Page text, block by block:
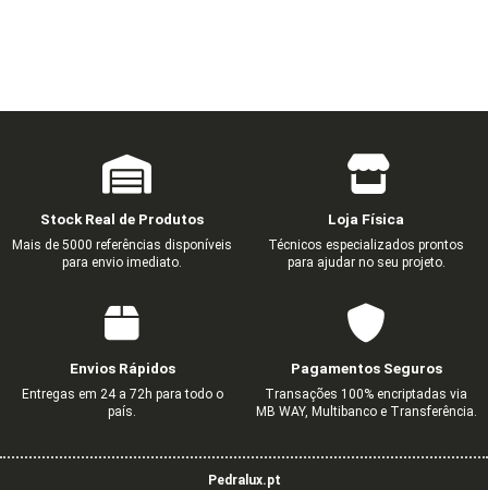
Stock Real de Produtos
Mais de 5000 referências disponíveis
para envio imediato.
Loja Física
Técnicos especializados prontos
para ajudar no seu projeto.
Envios Rápidos
Entregas em 24 a 72h para todo o
país.
Pagamentos Seguros
Transações 100% encriptadas via
MB WAY, Multibanco e Transferência.
Pedralux.pt